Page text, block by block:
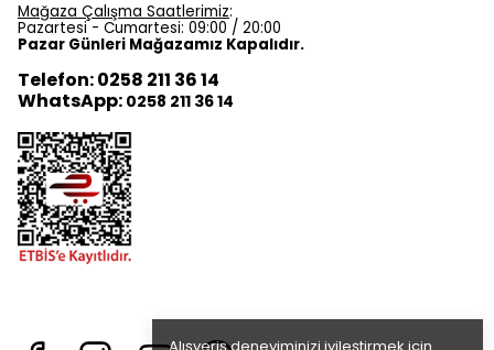
Mağaza Çalışma Saatlerimiz:
Pazartesi - Cumartesi: 09:00 / 20:00
Pazar Günleri Mağazamız Kapalıdır.
Telefon: 0258 211 36 14
WhatsApp: 0258 211 36 14